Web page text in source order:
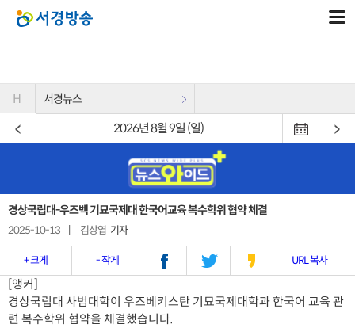
H 서경뉴스
2026년 8월 9일 (일)
경상국립대-우즈벡 기묘국제대 한국어교육 복수학위 협약 체결
2025-10-13 김상엽 기자
+ 크게 - 작게 URL 복사
[앵커]
경상국립대 사범대학이 우즈베키스탄 기묘국제대학과 한국어 교육 관
련 복수학위 협약을 체결했습니다.